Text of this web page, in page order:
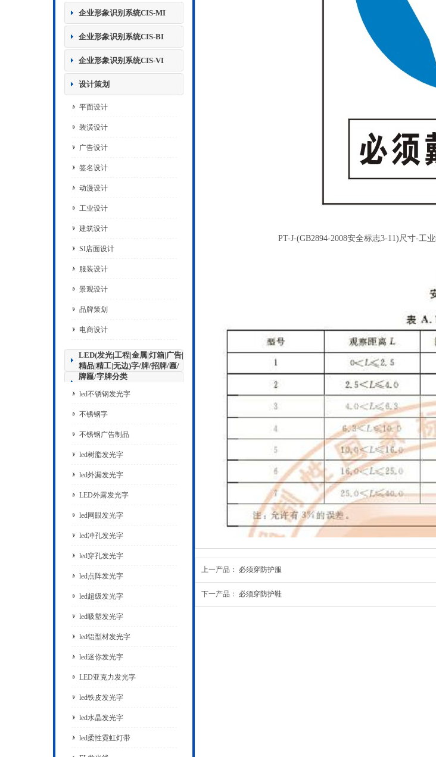
企业形象识别系统CIS-MI
企业形象识别系统CIS-BI
企业形象识别系统CIS-VI
设计策划
平面设计
装潢设计
广告设计
签名设计
动漫设计
工业设计
建筑设计
SI店面设计
服装设计
景观设计
品牌策划
电商设计
LED(发光|工程|金属|灯箱|广告|
精品|精工|无边)字/牌/招牌/匾/
牌匾/字牌分类
led不锈钢发光字
不锈钢字
不锈钢广告制品
led树脂发光字
led外漏发光字
LED外露发光字
led网眼发光字
led冲孔发光字
led穿孔发光字
led点阵发光字
led超级发光字
led吸塑发光字
led铝型材发光字
led迷你发光字
LED亚克力发光字
led铁皮发光字
led水晶发光字
led柔性霓虹灯带
PT-J-(GB2894-2008安全标志3-11)尺寸-工
上一产品： 必须穿防护服
下一产品： 必须穿防护鞋